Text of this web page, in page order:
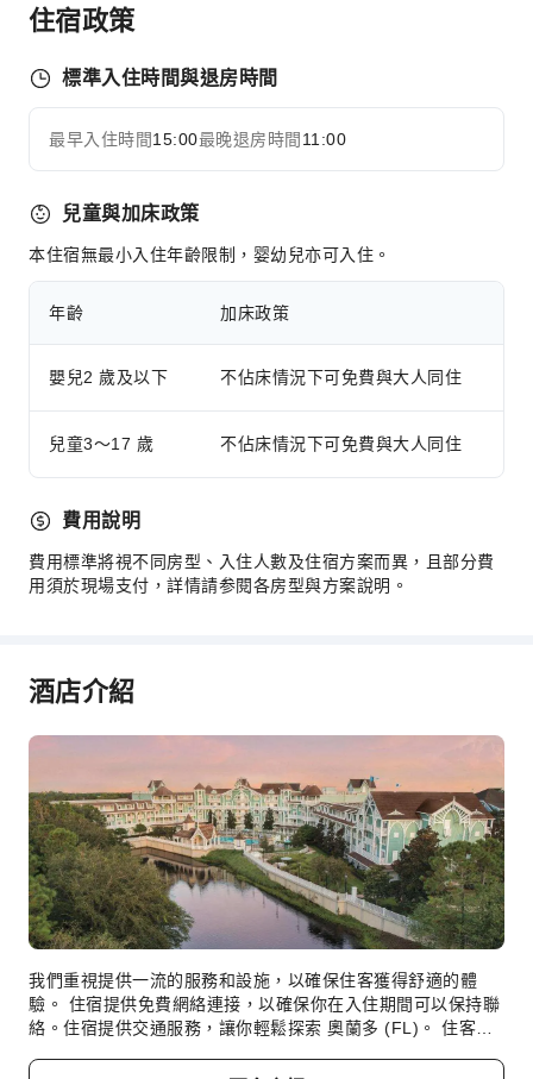
酒吧
餐廳
送餐服務
販賣亭/便利商店
商務服務
快遞服務
兒童設施
兒童托管
兒童樂園
兒童泳池
運動設施
獨木舟
交通服務
乾洗服務
公共區域wifi
共用廚房
自動販賣機
自動提款機
電梯
吸菸區
停車場
代客泊車
展開全部
住宿政策
標準入住時間與退房時間
最早入住時間15:00最晚退房時間 11:00
兒童與加床政策
本住宿無最小入住年齡限制，婴幼兒亦可入住。
年齡 加床政策
嬰兒2 歲及以下 不佔床情況下可免費與大人同住
兒童3～17 歲 不佔床情況下可免費與大人同住
費用說明
費用標準將視不同房型、入住人數及住宿方案而異，且部分費
用須於現場支付，詳情請参閱各房型與方案說明。
酒店介紹
我們重視提供一流的服務和設施，以確保住客獲得舒適的體
驗。 住宿提供免費網絡連接，以確保你在入住期間可以保持聯
絡。住宿提供交通服務，讓你輕鬆探索 奧蘭多 (FL)。 住客可